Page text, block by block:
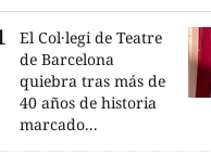
El Col·legi de Teatre
de Barcelona
quiebra tras más de
40 años de historia
marcado...